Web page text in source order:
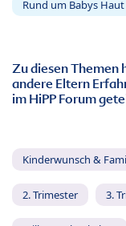
Rund um Babys Haut
Zu diesen Themen
andere Eltern
im HiPP Forum
Kinderwunsch &
2. Trimester 3.